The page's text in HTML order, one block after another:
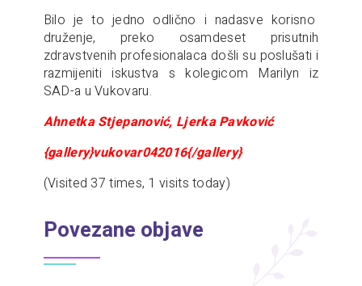
Bilo je to jedno odlično i nadasve korisno
druženje, preko osamdeset prisutnih
zdravstvenih profesionalaca došli su poslušati i
razmijeniti iskustva s kolegicom Marilyn iz
SAD-a u Vukovaru.
Ahnetka Stjepanović, Ljerka Pavković
{gallery}vukovar042016{/gallery}
(Visited 37 times, 1 visits today)
Povezane objave